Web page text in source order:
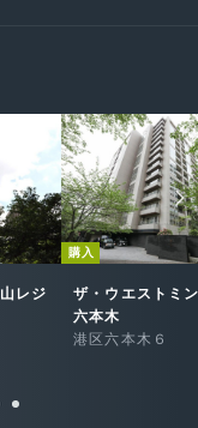
レジ
購入
ザ・ウエストミ
六本木
港区六本木６